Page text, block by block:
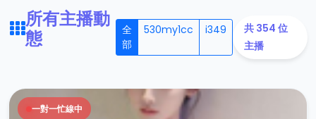
所有主播動
態
全
部
530my1cc i349
共 354 位
主播
一對一忙線中